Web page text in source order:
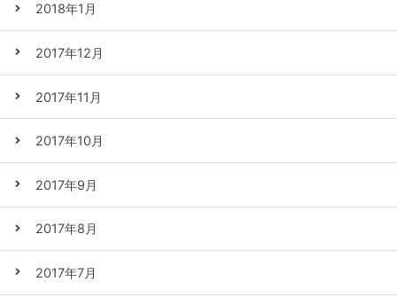
2018年1月
2017年12月
2017年11月
2017年10月
2017年9月
2017年8月
2017年7月